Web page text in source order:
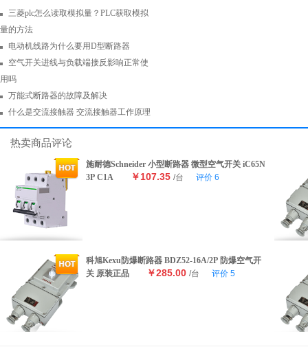
三菱plc怎么读取模拟量？PLC获取模拟
量的方法
电动机线路为什么要用D型断路器
空气开关进线与负载端接反影响正常使
用吗
万能式断路器的故障及解决
什么是交流接触器 交流接触器工作原理
热卖商品评论
施耐德Schneider 小型断路器 微型空气开关 iC65N
3P C1A
￥107.35 /台 评价 6
科旭Kexu防爆断路器 BDZ52-16A/2P 防爆空气开
关 原装正品
￥285.00 /台 评价 5